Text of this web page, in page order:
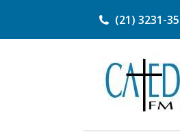
(21) 3231-